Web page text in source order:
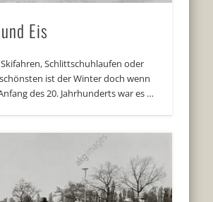
Eis
Schlittschuhlaufen oder
ist der Winter doch wenn
des 20. Jahrhunderts war es …